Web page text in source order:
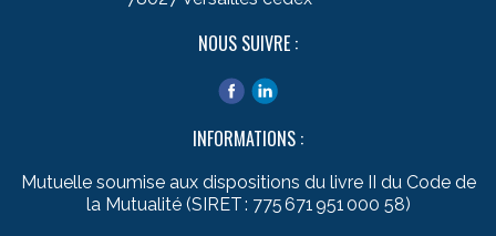
NOUS SUIVRE :
INFORMATIONS :
Mutuelle soumise aux dispositions du livre II du Code de
la Mutualité (SIRET : 775 671 951 000 58)